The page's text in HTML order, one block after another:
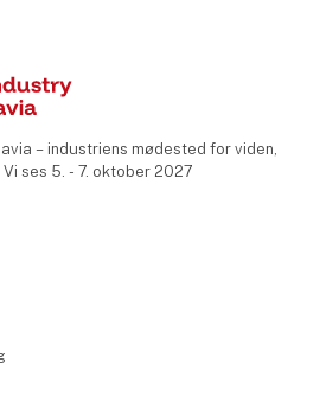
– industriens mødested for viden,
ses 5. - 7. oktober 2027